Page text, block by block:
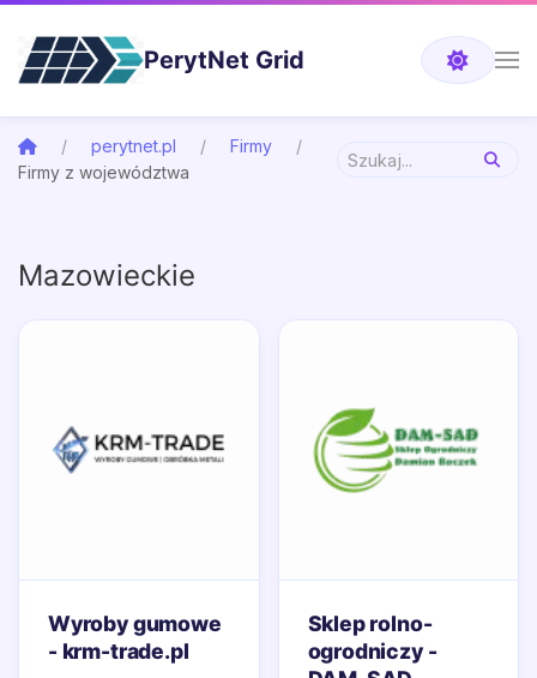
PerytNet Grid
perytnet.pl
Firmy
Firmy z województwa
Mazowieckie
Wyroby gumowe
- krm-trade.pl
Sklep rolno-
ogrodniczy -